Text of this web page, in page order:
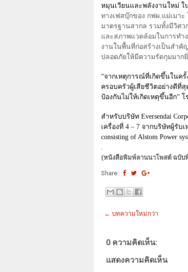
หมุนเวียนและพลังงานใหม่ ใ
ทางเฟสบุ๊กของ กฟผ.แม่เมา
มาตรฐานสากล รวมทั้งมีวิศ
และสภาพแวดล้อมในการทํา
งานในพื้นที่ก่อสร้างเป็นสำคั
ปลอดภัยให้มีความรัดกุมมาก
“จากเหตุการณ์ที่เกิดขึ้นในค
ครอบครัวผู้เสียชีวิตอย่างดีที่
ป้องกันไม่ให้เกิดเหตุขึ้นอีก” โ
สำหรับบริษัท Eversendai
เครื่องที่ 4 – 7 จากบริษัทผู้รับ
consisting of Alstom Power
.
(หนังสือพิมพ์ลานนาโพสต์ ฉบับ
Share:
← บทความใหม่กว่า
0 ความคิดเห็น:
แสดงความคิดเห็น